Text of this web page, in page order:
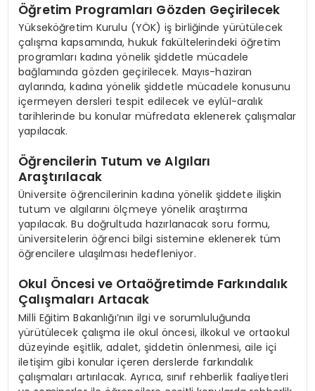
Öğretim Programları Gözden Geçirilecek
Yükseköğretim Kurulu (YÖK) iş birliğinde yürütülecek
çalışma kapsamında, hukuk fakültelerindeki öğretim
programları kadına yönelik şiddetle mücadele
bağlamında gözden geçirilecek. Mayıs-haziran
aylarında, kadına yönelik şiddetle mücadele konusunu
içermeyen dersleri tespit edilecek ve eylül-aralık
tarihlerinde bu konular müfredata eklenerek çalışmalar
yapılacak.
Öğrencilerin Tutum ve Algıları
Araştırılacak
Üniversite öğrencilerinin kadına yönelik şiddete ilişkin
tutum ve algılarını ölçmeye yönelik araştırma
yapılacak. Bu doğrultuda hazırlanacak soru formu,
üniversitelerin öğrenci bilgi sistemine eklenerek tüm
öğrencilere ulaşılması hedefleniyor.
Okul Öncesi ve Ortaöğretimde Farkındalık
Çalışmaları Artacak
Milli Eğitim Bakanlığı’nın ilgi ve sorumluluğunda
yürütülecek çalışma ile okul öncesi, ilkokul ve ortaokul
düzeyinde eşitlik, adalet, şiddetin önlenmesi, aile içi
iletişim gibi konular içeren derslerde farkındalık
çalışmaları artırılacak. Ayrıca, sınıf rehberlik faaliyetleri